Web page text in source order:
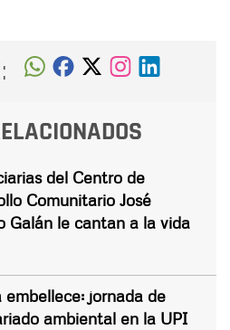
del Centro de
Comunitario José
Galán le cantan a la vida
embellece: jornada de
ambiental en la UPI